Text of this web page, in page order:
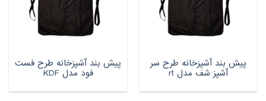
پیش بند آشپزخانه طرح سر
آشپز شف مدل rt
پیش بند آشپزخانه طرح فست
فود مدل KDF